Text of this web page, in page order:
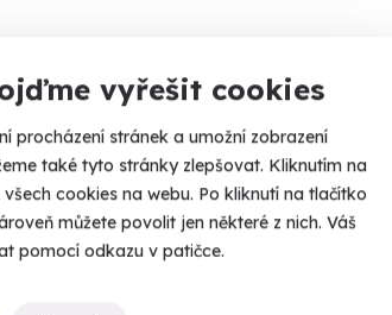
vyřešit cookies
procházení stránek a umožní zobrazení
také tyto stránky zlepšovat. Kliknutím na
cookies na webu. Po kliknutí na tlačítko
můžete povolit jen některé z nich. Váš
pomocí odkazu v patičce.